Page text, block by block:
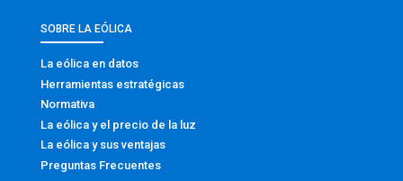
SOBRE LA EÓLICA
La eólica en datos
Herramientas estratégicas
Normativa
La eólica y el precio de la luz
La eólica y sus ventajas
Preguntas Frecuentes